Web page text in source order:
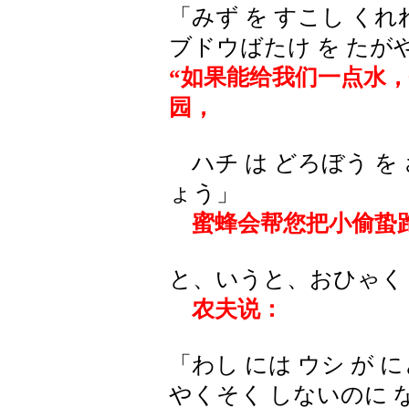
「みず を すこし く
ブドウばたけ を たが
“如果能给我们一点水
园，
ハチ は どろぼう を
ょう」
蜜蜂会帮您把小偷蛰
と、いうと、おひゃ
农夫说：
「わし には ウシ が
やくそく しないのに